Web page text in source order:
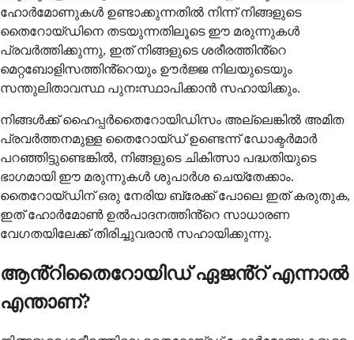
ഹോർമോണുകൾ ഉണ്ടാക്കുന്നതിൽ നിന്ന് നിങ്ങളുടെ
തൈറോയ്ഡിനെ തടയുന്നതിലൂടെ ഈ മരുന്നുകൾ
പ്രവർത്തിക്കുന്നു, ഇത് നിങ്ങളുടെ ശരീരത്തിൻ്റെ
മെറ്റബോളിസത്തിൻ്റെയും ഊർജ്ജ നിലയുടെയും
സന്തുലിതാവസ്ഥ പുനഃസ്ഥാപിക്കാൻ സഹായിക്കും.
നിങ്ങൾക്ക് ഹൈപ്പർതൈറോയിഡിസം അല്ലെങ്കിൽ അമിത
പ്രവർത്തനമുള്ള തൈറോയ്ഡ് ഉണ്ടെന്ന് ഡോക്ടർമാർ
പറഞ്ഞിട്ടുണ്ടെങ്കിൽ, നിങ്ങളുടെ ചികിത്സാ പദ്ധതിയുടെ
ഭാഗമായി ഈ മരുന്നുകൾ ശുപാർശ ചെയ്തേക്കാം.
തൈറോയ്ഡിന് ഒരു നേരിയ ബ്രേക്ക് പോലെ ഇത് കരുതുക,
ഇത് ഹോർമോൺ ഉൽപാദനത്തിൻ്റെ സാധാരണ
വേഗതയിലേക്ക് തിരിച്ചുവരാൻ സഹായിക്കുന്നു.
ആൻ്റിതൈറോയിഡ് ഏജൻ്റ് എന്നാൽ
എന്താണ്?